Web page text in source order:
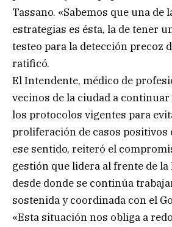
Tassano. «Sabemos que una de
estrategias es ésta, la de tener
testeo para la detección precoz
ratificó.
El Intendente, médico de
vecinos de la ciudad a
los protocolos vigentes para
proliferación de casos positivos
ese sentido, reiteró el
gestión que lidera al frente de
desde donde se continúa
sostenida y coordinada con el
«Esta situación nos obliga a